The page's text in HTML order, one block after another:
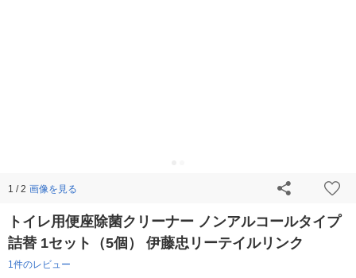
1 / 2 画像を見る
トイレ用便座除菌クリーナー ノンアルコールタイプ
詰替 1セット（5個） 伊藤忠リーテイルリンク
1件のレビュー